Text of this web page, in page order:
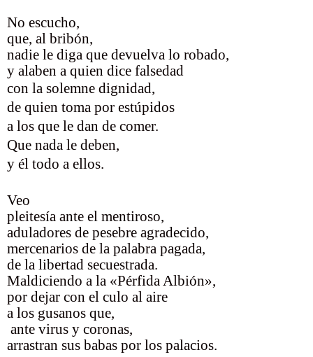
No escucho,
que, al bribón,
nadie le diga que devuelva lo robado,
y alaben a quien dice falsedad
con la solemne dignidad,
de quien toma por estúpidos
a los que le dan de comer.
Que nada le deben,
y él todo a ellos.
Veo
pleitesía ante el mentiroso,
aduladores de pesebre agradecido,
mercenarios de la palabra pagada,
de la libertad secuestrada.
Maldiciendo a la «Pérfida Albión»,
por dejar con el culo al aire
a los gusanos que,
ante virus y coronas,
arrastran sus babas por los palacios.